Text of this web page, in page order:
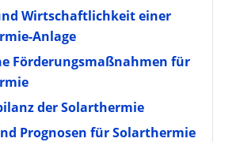
Wirtschaftlichkeit einer
Anlage
Förderungsmaßnahmen für
der Solarthermie
Prognosen für Solarthermie